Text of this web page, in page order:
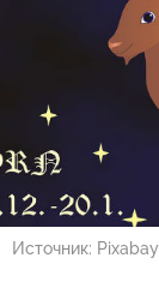
Источник: Pixabay